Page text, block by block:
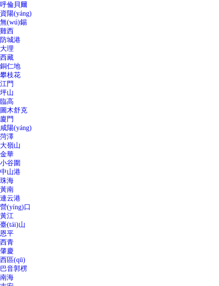
呼倫貝爾
資陽(yáng)
無(wú)錫
雞西
防城港
大理
西藏
銅仁地
攀枝花
江門
坪山
臨高
圖木舒克
廈門
咸陽(yáng)
菏澤
大嶺山
金華
小谷圍
中山港
珠海
黃南
連云港
營(yíng)口
黃江
臺(tái)山
恩平
西青
肇慶
西區(qū)
巴音郭楞
南海